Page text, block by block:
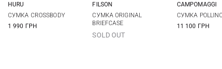
HURU
СУМКА CROSSBODY
1 990 ГРН
FILSON
СУМКА ORIGINAL
BRIEFCASE
SOLD OUT
CAMPOMAGGI
СУМКА
11 100 ГРН